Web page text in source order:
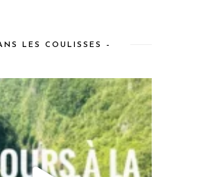
LES COULISSES –